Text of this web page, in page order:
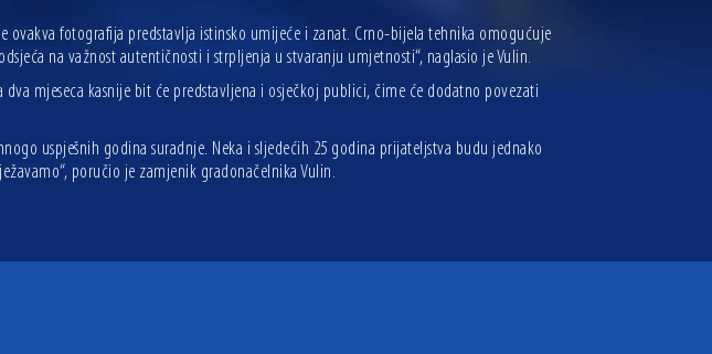
fotografija predstavlja istinsko umijeće i zanat. Crno-bijela tehnika omogućuje
na važnost autentičnosti i strpljenja u stvaranju umjetnosti“, naglasio je Vulin.
mjeseca kasnije bit će predstavljena i osječkoj publici, čime će dodatno povezati
uspješnih godina suradnje. Neka i sljedećih 25 godina prijateljstva budu jednako
poručio je zamjenik gradonačelnika Vulin.